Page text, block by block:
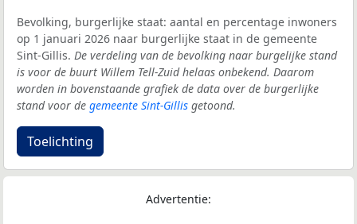
Bevolking, burgerlijke staat: aantal en percentage inwoners
op 1 januari 2026 naar burgerlijke staat in de gemeente
Sint-Gillis. De verdeling van de bevolking naar burgelijke stand
is voor de buurt Willem Tell-Zuid helaas onbekend. Daarom
worden in bovenstaande grafiek de data over de burgerlijke
stand voor de gemeente Sint-Gillis getoond.
Toelichting
Advertentie: